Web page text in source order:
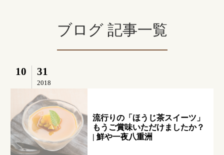
ブログ 記事一覧
10 31
2018
流行りの「ほうじ茶スイーツ」
もうご賞味いただけましたか？
| 鮮や一夜八重洲